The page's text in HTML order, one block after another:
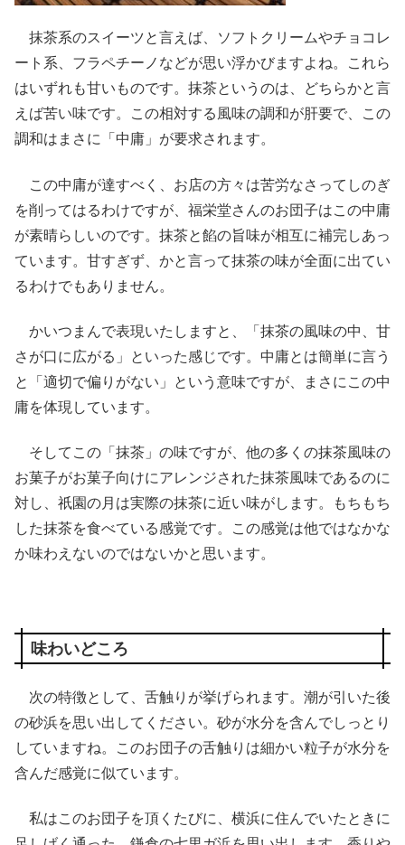
抹茶系のスイーツと言えば、ソフトクリームやチョコレ
ート系、フラペチーノなどが思い浮かびますよね。これら
はいずれも甘いものです。抹茶というのは、どちらかと言
えば苦い味です。この相対する風味の調和が肝要で、この
調和はまさに「中庸」が要求されます。
この中庸が達すべく、お店の方々は苦労なさってしのぎ
を削ってはるわけですが、福栄堂さんのお団子はこの中庸
が素晴らしいのです。抹茶と餡の旨味が相互に補完しあっ
ています。甘すぎず、かと言って抹茶の味が全面に出てい
るわけでもありません。
かいつまんで表現いたしますと、「抹茶の風味の中、甘
さが口に広がる」といった感じです。中庸とは簡単に言う
と「適切で偏りがない」という意味ですが、まさにこの中
庸を体現しています。
そしてこの「抹茶」の味ですが、他の多くの抹茶風味の
お菓子がお菓子向けにアレンジされた抹茶風味であるのに
対し、祇園の月は実際の抹茶に近い味がします。もちもち
した抹茶を食べている感覚です。この感覚は他ではなかな
か味わえないのではないかと思います。
味わいどころ
次の特徴として、舌触りが挙げられます。潮が引いた後
の砂浜を思い出してください。砂が水分を含んでしっとり
していますね。このお団子の舌触りは細かい粒子が水分を
含んだ感覚に似ています。
私はこのお団子を頂くたびに、横浜に住んでいたときに